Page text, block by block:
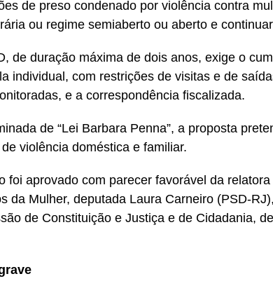
de preso condenado por violência contra
ou regime semiaberto ou aberto e
de duração máxima de dois anos, exige o
individual, com restrições de visitas e de
e a correspondência fiscalizada.
de “Lei Barbara Penna”, a proposta
violência doméstica e familiar.
foi aprovado com parecer favorável da
da Mulher, deputada Laura Carneiro (PSD-
de Constituição e Justiça e de Cidadania,